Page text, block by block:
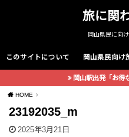
旅に関
岡山県民に向
このサイトについて 岡山県民向け
岡山駅出発「お得
HOME
23192035_m
2025年3月21日